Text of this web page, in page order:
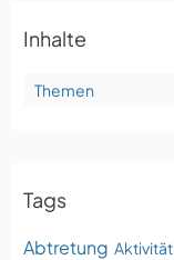
Inhalte
Themen
Tags
Abtretung Aktivität